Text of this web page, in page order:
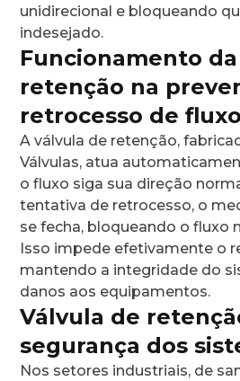
unidirecional e bloqueando
indesejado.
Funcionamento
retenção na
retrocesso de fluxo
A válvula de retenção,
Válvulas, atua
o fluxo siga sua direção
tentativa de retrocesso, o
se fecha, bloqueando o fluxo
Isso impede efetivamente o
mantendo a integridade do
danos aos equipamentos.
Válvula de
segurança dos
Nos setores industriais, de